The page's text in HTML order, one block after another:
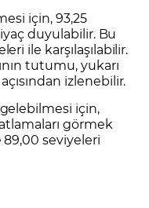
için, 93,25
duyulabilir. Bu
ile karşılaşılabilir.
tutumu, yukarı
izlenebilir.
için,
görmek
seviyeleri